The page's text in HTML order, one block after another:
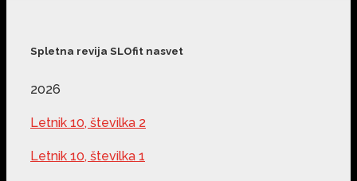
Spletna revija SLOfit nasvet
2026
Letnik 10, številka 2
Letnik 10, številka 1